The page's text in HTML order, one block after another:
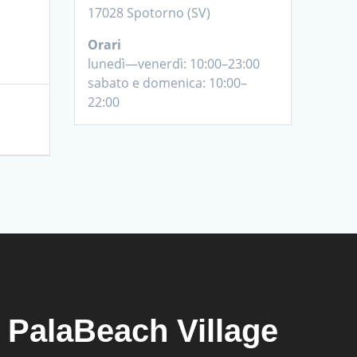
17028 Spotorno (SV)
Orari
lunedì—venerdì: 10:00–23:00
sabato e domenica: 10:00–
22:00
PalaBeach Village